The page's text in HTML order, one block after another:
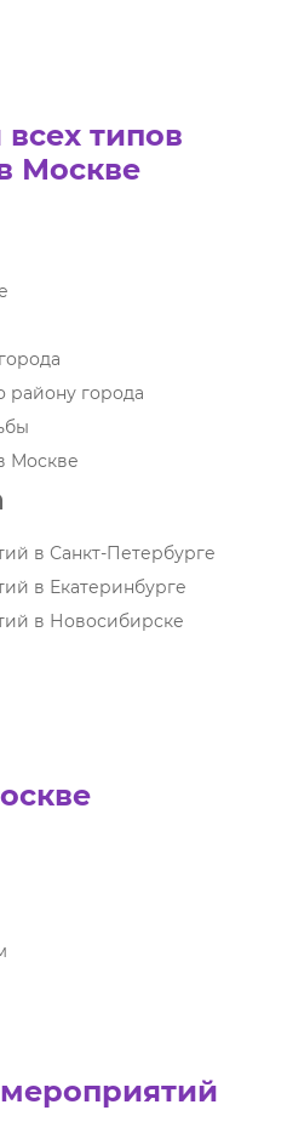
типов
Москве
району города
Москве
в Санкт-Петербурге
в Екатеринбурге
в Новосибирске